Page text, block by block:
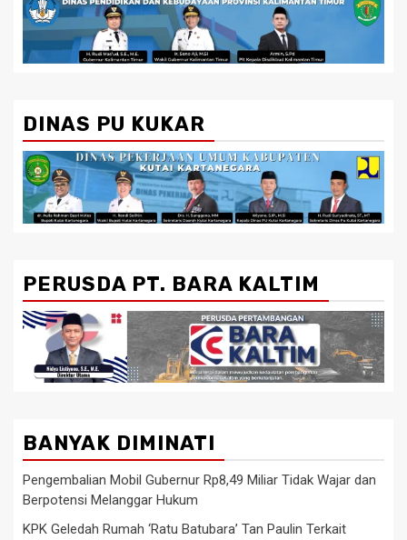
DINAS PU KUKAR
PERUSDA PT. BARA KALTIM
BANYAK DIMINATI
Pengembalian Mobil Gubernur Rp8,49 Miliar Tidak Wajar dan
Berpotensi Melanggar Hukum
KPK Geledah Rumah ‘Ratu Batubara’ Tan Paulin Terkait